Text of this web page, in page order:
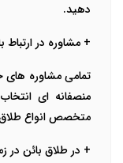
دهید.
+ مشاوره در ارتباط
تمامی مشاوره
منصفانه ای
متخصص انواع طلاق
+ در طلاق بائن در